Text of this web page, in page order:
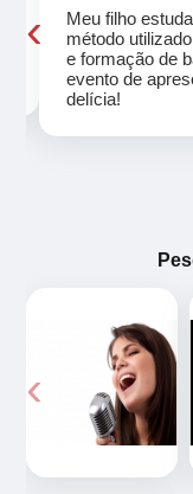
Meu filho
método
e formação de
evento de
delícia!
‹
‹